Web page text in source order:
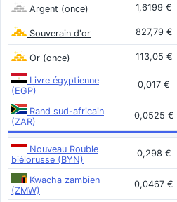
Argent (once) 1,6199 €
Souverain d'or 827,79 €
Or (once) 113,05 €
Livre égyptienne
(EGP)
0,017 €
Rand sud-africain
(ZAR)
0,0525 €
Nouveau Rouble
biélorusse (BYN)
0,298 €
Kwacha zambien
(ZMW)
0,0467 €